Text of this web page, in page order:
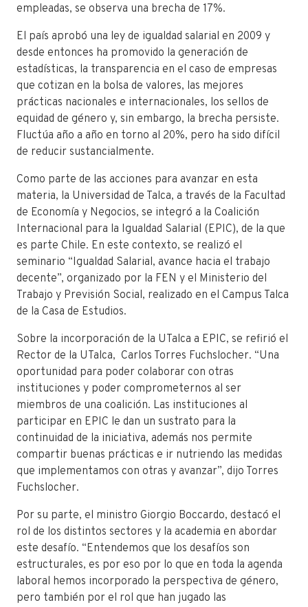
empleadas, se observa una brecha de 17%.
El país aprobó una ley de igualdad salarial en 2009 y
desde entonces ha promovido la generación de
estadísticas, la transparencia en el caso de empresas
que cotizan en la bolsa de valores, las mejores
prácticas nacionales e internacionales, los sellos de
equidad de género y, sin embargo, la brecha persiste.
Fluctúa año a año en torno al 20%, pero ha sido difícil
de reducir sustancialmente.
Como parte de las acciones para avanzar en esta
materia, la Universidad de Talca, a través de la Facultad
de Economía y Negocios, se integró a la Coalición
Internacional para la Igualdad Salarial (EPIC), de la que
es parte Chile. En este contexto, se realizó el
seminario “Igualdad Salarial, avance hacia el trabajo
decente”, organizado por la FEN y el Ministerio del
Trabajo y Previsión Social, realizado en el Campus Talca
de la Casa de Estudios.
Sobre la incorporación de la UTalca a EPIC, se refirió el
Rector de la UTalca, Carlos Torres Fuchslocher. “Una
oportunidad para poder colaborar con otras
instituciones y poder comprometernos al ser
miembros de una coalición. Las instituciones al
participar en EPIC le dan un sustrato para la
continuidad de la iniciativa, además nos permite
compartir buenas prácticas e ir nutriendo las medidas
que implementamos con otras y avanzar”, dijo Torres
Fuchslocher.
Por su parte, el ministro Giorgio Boccardo, destacó el
rol de los distintos sectores y la academia en abordar
este desafío. “Entendemos que los desafíos son
estructurales, es por eso por lo que en toda la agenda
laboral hemos incorporado la perspectiva de género,
pero también por el rol que han jugado las